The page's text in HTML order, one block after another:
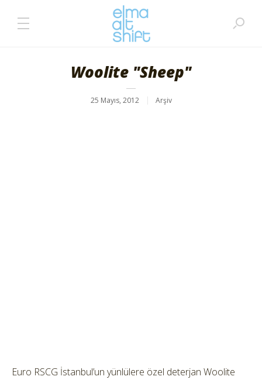
Woolite "Sheep"
25 Mayıs, 2012 Arşiv
Euro RSCG İstanbul’un yünlülere özel deterjan Woolite